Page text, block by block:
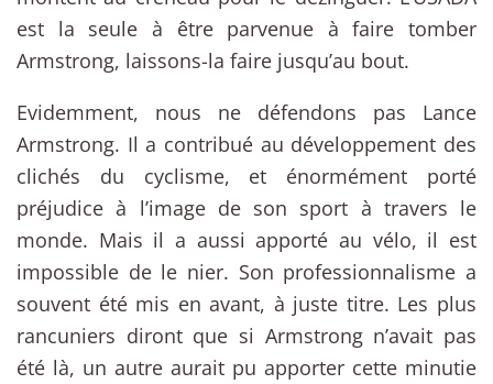
est la seule à être parvenue à faire tomber
Armstrong, laissons-la faire jusqu’au bout.
Evidemment, nous ne défendons pas Lance
Armstrong. Il a contribué au développement des
clichés du cyclisme, et énormément porté
préjudice à l’image de son sport à travers le
monde. Mais il a aussi apporté au vélo, il est
impossible de le nier. Son professionnalisme a
souvent été mis en avant, à juste titre. Les plus
rancuniers diront que si Armstrong n’avait pas
été là, un autre aurait pu apporter cette minutie